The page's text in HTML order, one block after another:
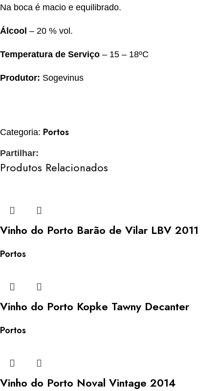
Na boca é macio e equilibrado.
Álcool – 20 % vol.
Temperatura de Serviço – 15 – 18ºC
Produtor: Sogevinus
Categoria: Portos
Partilhar:
Produtos Relacionados
Vinho do Porto Barão de Vilar LBV 2011
Portos
Vinho do Porto Kopke Tawny Decanter
Portos
Vinho do Porto Noval Vintage 2014